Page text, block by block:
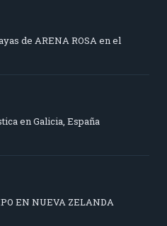
de ARENA ROSA en el
en Galicia, España
EN NUEVA ZELANDA